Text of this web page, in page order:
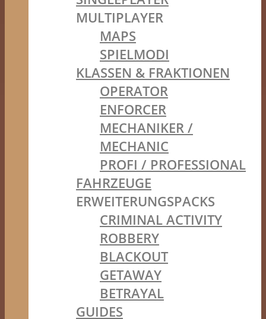
MULTIPLAYER
MAPS
SPIELMODI
KLASSEN & FRAKTIONEN
OPERATOR
ENFORCER
MECHANIKER /
MECHANIC
PROFI / PROFESSIONAL
FAHRZEUGE
ERWEITERUNGSPACKS
CRIMINAL ACTIVITY
ROBBERY
BLACKOUT
GETAWAY
BETRAYAL
GUIDES